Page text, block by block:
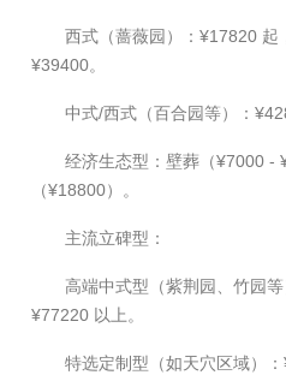
西式（蔷薇园）：¥17820 起
¥39400。
中式/西式（百合园等）：
经济生态型：壁葬（¥7000 -
（¥18800）。
主流立碑型：
高端中式型（紫荆园、竹园
¥77220 以上。
特选定制型（如天穴区域）：